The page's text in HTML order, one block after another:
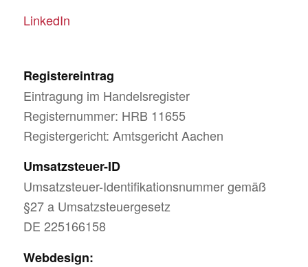
LinkedIn
Registereintrag
Eintragung im Handelsregister
Registernummer: HRB 11655
Registergericht: Amtsgericht Aachen
Umsatzsteuer-ID
Umsatzsteuer-Identifikationsnummer gemäß
§27 a Umsatzsteuergesetz
DE 225166158
Webdesign: